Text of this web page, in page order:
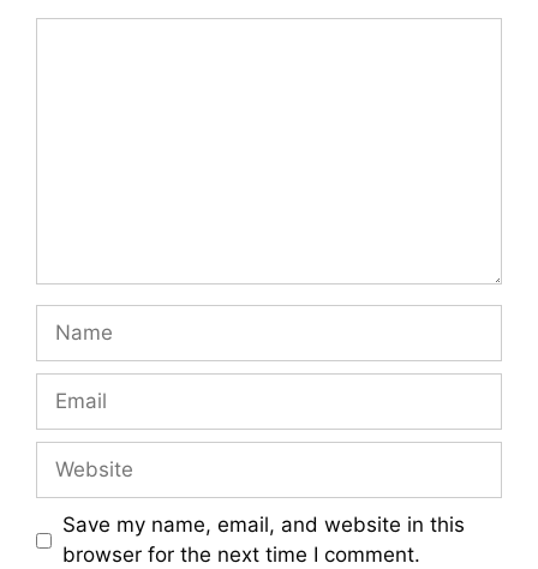
Name
Email
Website
Save my name, email, and website in this
browser for the next time I comment.